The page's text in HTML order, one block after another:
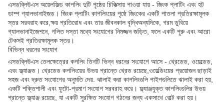
এসডব্লিউএস অয়েলফিল্ড কাপলিং দুটি পৃষ্ঠের চিকিত্সায় পাওয়া যায় - জিংক প্লাটিং এবং হট
ডাম্প গ্যালভানাইজড। জিংক প্লাটিং কাপলিংয়ের পৃষ্ঠে জিংকের একটি পাতলা প্রতিরক্ষামূলক
স্তর সরবরাহ করে,ক্ষয় প্রতিরোধ এবং তার জীবনকাল বৃদ্ধিঅন্যদিকে, গরম ডুবিয়ে
গ্যালভানাইজেশনে, গলিত দস্তা মধ্যে সংযোগের নিমজ্জন জড়িত, ফলে একটি পুরু এবং আরো
টেকসই প্রতিরক্ষামূলক স্তর।
বিভিন্ন ধরনের সংযোগ
এসডব্লিউএস তেলক্ষেত্রের কপলিং তিনটি ভিন্ন ধরনের সংযোগে আসে - থ্রেডেড, ওয়েল্ডেড,
এবং ফ্ল্যাঞ্জড। থ্রেডেড কপলিংয়ের উভয় প্রান্তে থ্রেড রয়েছে,ওয়েল্ডিংয়ের প্রয়োজন ছাড়াই
সহজ এবং দ্রুত সংযোগের অনুমতি দেয়. ঝালাই করা কাপলিংগুলি পাইপগুলিতে ঝালাই করা হয়,
একটি শক্তিশালী এবং ফুটো-প্রমাণ সংযোগ সরবরাহ করে। ফ্ল্যাঞ্জযুক্ত কাপলিংগুলির উভয়
প্রান্তে ফ্ল্যাঞ্জ রয়েছে, যা একটি সুরক্ষিত সংযোগ গঠনের জন্য একসাথে বোল্ট করা হয়।